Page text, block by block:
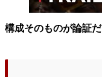
構成そのものが論証だ